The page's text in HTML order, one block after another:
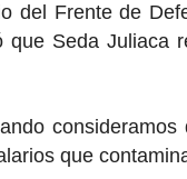
del Frente de
que Seda Juliaca
que